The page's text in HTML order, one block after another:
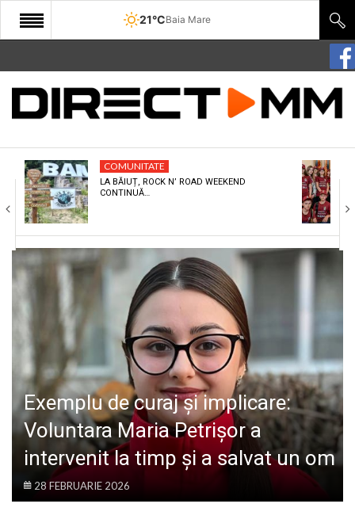
21°CBaia Mare
START
COMUNITATE
CULTURA
ECONOMIE
SANATATE
SPORT
SPECIAL
LIFE
COMUNITATE
LA BĂIUȚ, ROCK N’ ROAD WEEKEND
CONTINUĂ…
Exemplu de curaj și implicare:
Voluntara Maria Petrișor a
intervenit la timp și a salvat un om
28 FEBRUARIE 2026